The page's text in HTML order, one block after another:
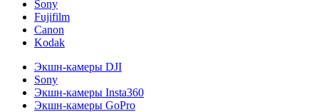
Sony
Fujifilm
Canon
Kodak
Экшн-камеры DJI
Sony
Экшн-камеры Insta360
Экшн-камеры GoPro